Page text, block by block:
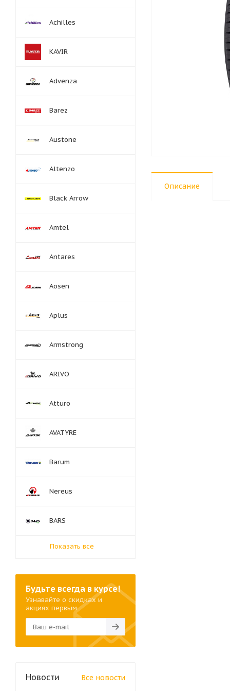
Описание
Achilles
KAVIR
Advenza
Barez
Austone
Altenzo
Black Arrow
Amtel
Antares
Aosen
Aplus
Armstrong
ARIVO
Atturo
AVATYRE
Barum
Nereus
BARS
Показать все
Будьте всегда в курсе!
Узнавайте о скидках и
акциях первым
Новости Все новости